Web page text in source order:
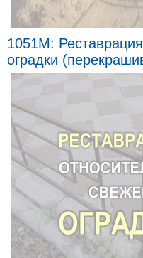
1051M:
оградки